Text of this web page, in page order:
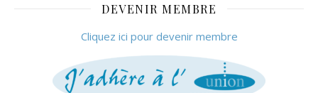
DEVENIR MEMBRE
Cliquez ici pour devenir membre